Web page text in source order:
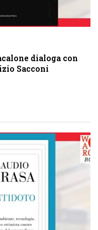
dialoga con
Sacconi